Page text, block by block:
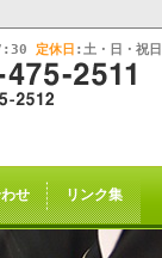
画
面
幅
て
ご
ご
系)で
定休日 :土・日・祝日
せ リンク集